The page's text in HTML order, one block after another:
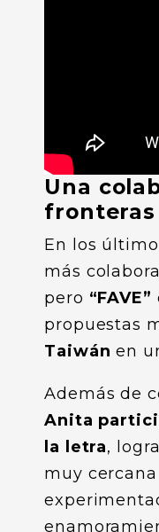
Una
fronteras
En los
más
pero “FAVE”
propuestas
Taiwán en
Además de
Anita
la letra,
muy